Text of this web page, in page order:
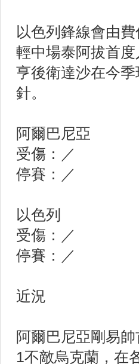
以色列鋒線會由
輕中場泰阿拔首
亨後衛達沙在今
針。
阿爾巴尼亞
受傷：／
停賽：／
以色列
受傷：／
停賽：／
近況
阿爾巴尼亞剛易
1不敵烏克蘭，在